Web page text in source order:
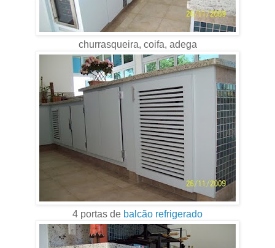
churrasqueira, coifa, adega
4 portas de balcão refrigerado